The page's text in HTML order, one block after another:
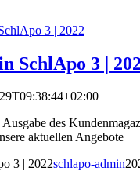
3 | 2022
SchlApo 3 |
Ausgabe des
aktuellen Angebote
3 | 2022schlapo-admin